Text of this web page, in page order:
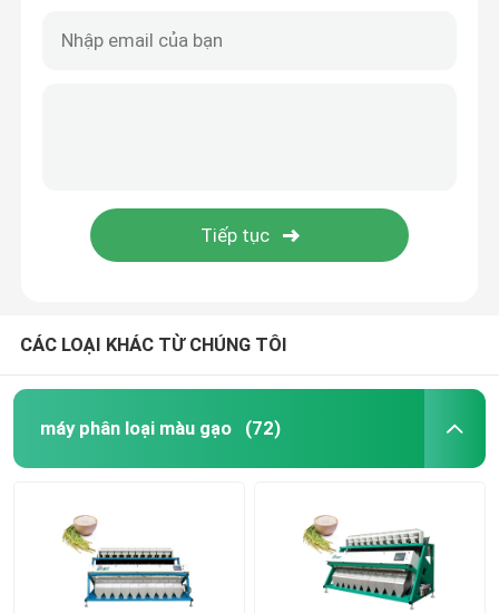
CÁC LOẠI KHÁC TỪ CHÚNG TÔI
máy phân loại màu gạo (72)